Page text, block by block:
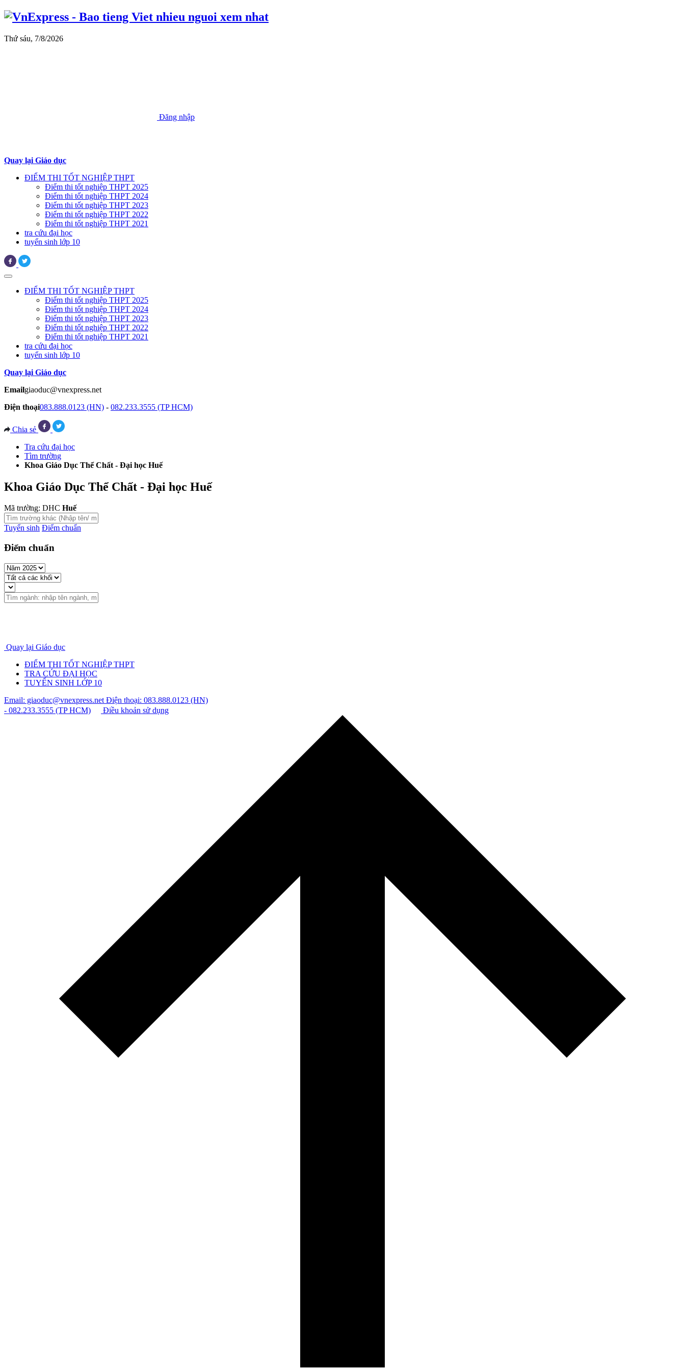
Thứ sáu, 7/8/2026
Đăng nhập
Quay lại Giáo dục
ĐIỂM THI TỐT NGHIỆP THPT
Điểm thi tốt nghiệp THPT 2025
Điểm thi tốt nghiệp THPT 2024
Điểm thi tốt nghiệp THPT 2023
Điểm thi tốt nghiệp THPT 2022
Điểm thi tốt nghiệp THPT 2021
tra cứu đại học
tuyển sinh lớp 10
ĐIỂM THI TỐT NGHIỆP THPT
Điểm thi tốt nghiệp THPT 2025
Điểm thi tốt nghiệp THPT 2024
Điểm thi tốt nghiệp THPT 2023
Điểm thi tốt nghiệp THPT 2022
Điểm thi tốt nghiệp THPT 2021
tra cứu đại học
tuyển sinh lớp 10
Quay lại Giáo dục
Emailgiaoduc@vnexpress.net
Điện thoại083.888.0123 (HN) - 082.233.3555 (TP HCM)
Chia sẻ
Tra cứu đại học
Tìm trường
Khoa Giáo Dục Thể Chất - Đại học Huế
Khoa Giáo Dục Thể Chất - Đại học Huế
Mã trường: DHC Huế
Tuyển sinh Điểm chuẩn
Điểm chuẩn
Quay lại Giáo dục
ĐIỂM THI TỐT NGHIỆP THPT
TRA CỨU ĐẠI HỌC
TUYỂN SINH LỚP 10
Email: giaoduc@vnexpress.net Điện thoại: 083.888.0123 (HN)
- 082.233.3555 (TP HCM)
Điều khoản sử dụng